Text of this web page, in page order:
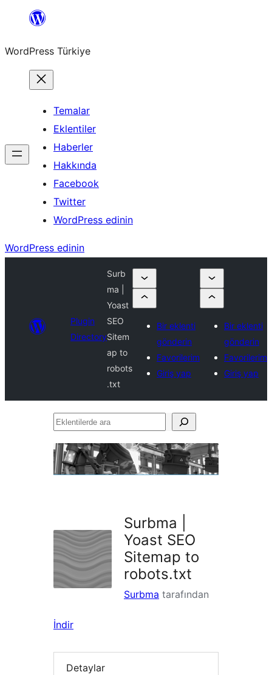
İçeriğe
WordPress Türkiye
Temalar
Eklentiler
Haberler
Hakkında
Facebook
Twitter
WordPress edinin
WordPress edinin
Plugin
Directory
Surb
ma |
Yoast
SEO
Sitem
ap to
robots
.txt
Bir eklenti
gönderin
Favorilerim
Giriş yap
Bir eklenti
gönderin
Favorilerim
Giriş yap
Eklentilerde
Surbma |
Yoast SEO
Sitemap to
robots.txt
Surbma tarafından
İndir
Detaylar